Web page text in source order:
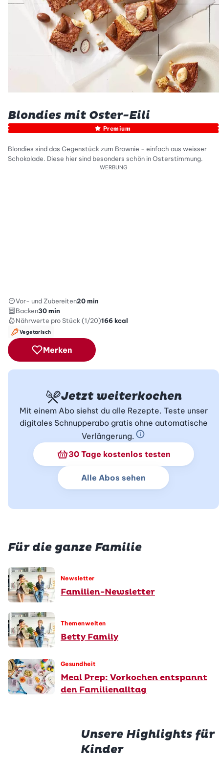
Blondies mit Oster-Eili
Premium
Blondies sind das Gegenstück zum Brownie - einfach aus weisser
Schokolade. Diese hier sind besonders schön in Osterstimmung.
WERBUNG
Vor- und Zubereiten20 min
Backen30 min
Nährwerte pro Stück (1/20)166kcal
Vegetarisch
Merken
Jetzt weiterkochen
Mit einem Abo siehst du alle Rezepte. Teste unser
digitales Schnupperabo gratis ohne automatische
Verlängerung.
Schnupperabo Info
30 Tage kostenlos testen
Alle Abos sehen
Für die ganze Familie
Newsletter
Familien-Newsletter
Themenwelten
Betty Family
Gesundheit
Meal Prep: Vorkochen entspannt
den Familienalltag
Unsere Highlights für
Kinder